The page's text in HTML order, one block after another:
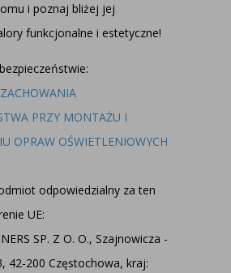
i poznaj bliżej jej
funkcjonalne i estetyczne!
PRZY MONTAŻU I
OPRAW OŚWIETLENIOWYCH
odpowiedzialny za ten
UE:
SP. Z O. O., Szajnowicza -
42-200 Częstochowa, kraj: